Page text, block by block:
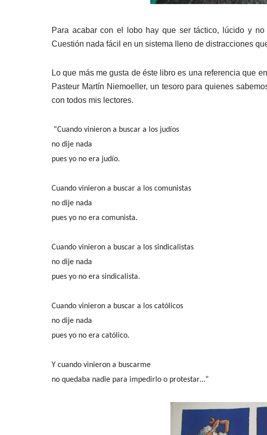
Para acabar con el lobo hay que ser táctico, lúcido y
Cuestión nada fácil en un sistema lleno de distracciones
Lo que más me gusta de éste libro es una referencia que
Pasteur Martín Niemoeller, un tesoro para quienes
con todos mis lectores.
“Cuando vinieron a buscar a los judíos
no dije nada
pues yo no era judío.
Cuando vinieron a buscar a los comunistas
no dije nada
pues yo no era comunista.
Cuando vinieron a buscar a los sindicalistas
no dije nada
pues yo no era sindicalista.
Cuando vinieron a buscar a los católicos
no dije nada
pues yo no era católico.
Y cuando vinieron a buscarme
no quedaba nadie para impedirlo o protestar…”